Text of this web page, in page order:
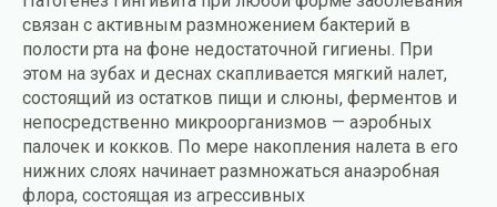
связан с активным размножением бактерий в
полости рта на фоне недостаточной гигиены. При
этом на зубах и деснах скапливается мягкий налет,
состоящий из остатков пищи и слюны, ферментов и
непосредственно микроорганизмов — аэробных
палочек и кокков. По мере накопления налета в его
нижних слоях начинает размножаться анаэробная
флора, состоящая из агрессивных